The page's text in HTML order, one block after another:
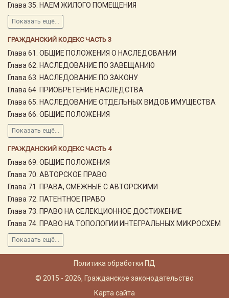
Глава 35. НАЕМ ЖИЛОГО ПОМЕЩЕНИЯ
Показать ещё...
ГРАЖДАНСКИЙ КОДЕКС ЧАСТЬ 3
Глава 61. ОБЩИЕ ПОЛОЖЕНИЯ О НАСЛЕДОВАНИИ
Глава 62. НАСЛЕДОВАНИЕ ПО ЗАВЕЩАНИЮ
Глава 63. НАСЛЕДОВАНИЕ ПО ЗАКОНУ
Глава 64. ПРИОБРЕТЕНИЕ НАСЛЕДСТВА
Глава 65. НАСЛЕДОВАНИЕ ОТДЕЛЬНЫХ ВИДОВ ИМУЩЕСТВА
Глава 66. ОБЩИЕ ПОЛОЖЕНИЯ
Показать ещё...
ГРАЖДАНСКИЙ КОДЕКС ЧАСТЬ 4
Глава 69. ОБЩИЕ ПОЛОЖЕНИЯ
Глава 70. АВТОРСКОЕ ПРАВО
Глава 71. ПРАВА, СМЕЖНЫЕ С АВТОРСКИМИ
Глава 72. ПАТЕНТНОЕ ПРАВО
Глава 73. ПРАВО НА СЕЛЕКЦИОННОЕ ДОСТИЖЕНИЕ
Глава 74. ПРАВО НА ТОПОЛОГИИ ИНТЕГРАЛЬНЫХ МИКРОСХЕМ
Показать ещё...
Политика обработки ПД
© 2015 - 2026, Гражданское законодательство
Карта сайта